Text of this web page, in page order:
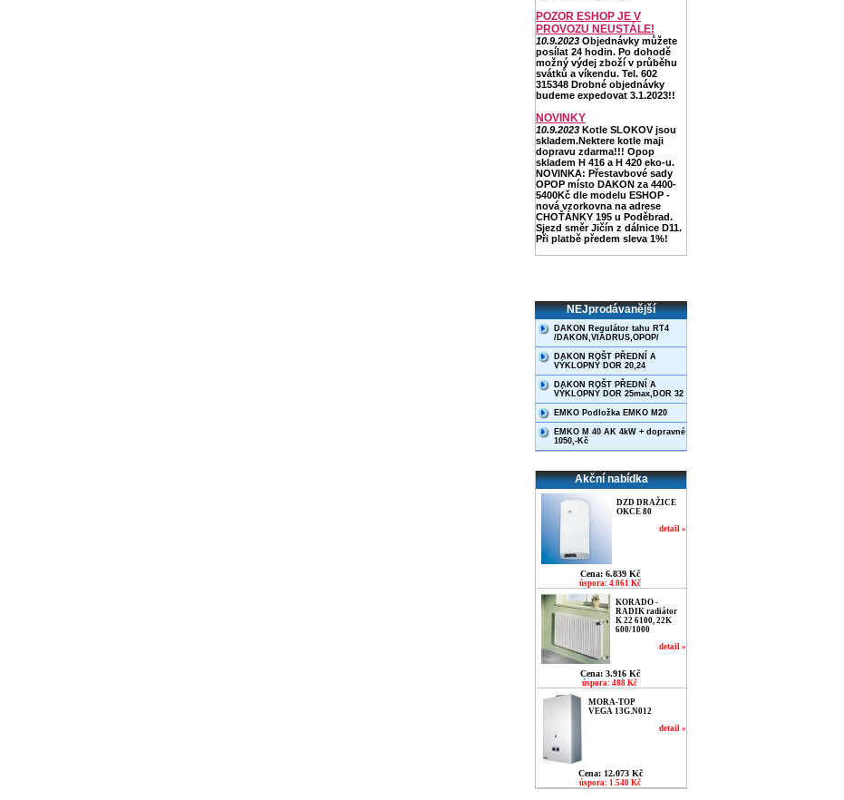
POZOR ESHOP JE V
PROVOZU NEUSTÁLE!
10.9.2023 Objednávky můžete
posílat 24 hodin. Po dohodě
možný výdej zboží v průběhu
svátků a víkendu. Tel. 602
315348 Drobné objednávky
budeme expedovat 3.1.2023!!
NOVINKY
10.9.2023 Kotle SLOKOV jsou
skladem.Nektere kotle maji
dopravu zdarma!!! Opop
skladem H 416 a H 420 eko-u.
NOVINKA: Přestavbové sady
OPOP místo DAKON za 4400-
5400Kč dle modelu ESHOP -
nová vzorkovna na adrese
CHOŤÁNKY 195 u Poděbrad.
Sjezd směr Jičín z dálnice D11.
Při platbě předem sleva 1%!
NEJprodávanější
DAKON Regulátor tahu RT4
/DAKON,VIADRUS,OPOP/
DAKON ROŠT PŘEDNÍ A
VÝKLOPNÝ DOR 20,24
DAKON ROŠT PŘEDNÍ A
VÝKLOPNÝ DOR 25max,DOR 32
EMKO Podložka EMKO M20
EMKO M 40 AK 4kW + dopravné
1050,-Kč
Akční nabídka
DZD DRAŽICE
OKCE 80
detail »
Cena: 6.839 Kč
úspora: 4.061 Kč
KORADO -
RADIK radiátor
K 22 6100, 22K
600/1000
detail »
Cena: 3.916 Kč
úspora: 488 Kč
MORA-TOP
VEGA 13G.N012
detail »
Cena: 12.073 Kč
úspora: 1.540 Kč